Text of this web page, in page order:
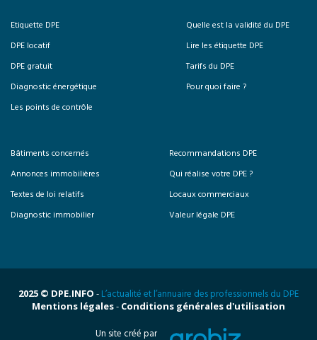
Etiquette DPE
DPE locatif
DPE gratuit
Diagnostic énergétique
Les points de contrôle
Quelle est la validité du DPE
Lire les étiquette DPE
Tarifs du DPE
Pour quoi faire ?
Bâtiments concernés
Annonces immobilières
Textes de loi relatifs
Diagnostic immobilier
Recommandations DPE
Qui réalise votre DPE ?
Locaux commerciaux
Valeur légale DPE
2025 © DPE.INFO - L’actualité et l’annuaire des professionnels du DPE
Mentions légales- Conditions générales d'utilisation
Un site créé par